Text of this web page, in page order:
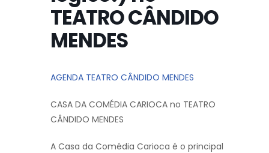
TEATRO CÂNDIDO
MENDES
AGENDA TEATRO CÂNDIDO MENDES
CASA DA COMÉDIA CARIOCA no TEATRO
CÂNDIDO MENDES
A Casa da Comédia Carioca é o principal